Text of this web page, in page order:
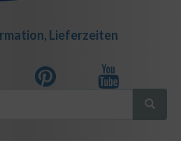
Lieferzeiten